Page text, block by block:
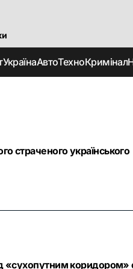
УкраїнаАвтоТехноКримінал
страченого українського
«сухопутним коридором»